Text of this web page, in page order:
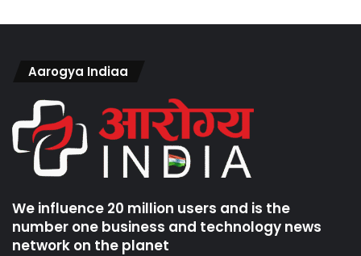
Aarogya Indiaa
We influence 20 million users and is the
number one business and technology news
network on the planet